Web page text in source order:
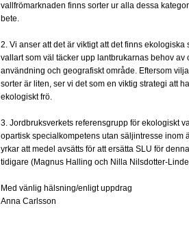
vallfrömarknaden finns sorter ur alla dessa
bete.
2. Vi anser att det är viktigt att det finns ekologiska
vallart som väl täcker upp lantbrukarnas behov av
användning och geografiskt område. Eftersom
sorter är liten, ser vi det som en viktig strategi att
ekologiskt frö.
3. Jordbruksverkets referensgrupp för ekologiskt
opartisk specialkompetens utan säljintresse inom
yrkar att medel avsätts för att ersätta SLU för
tidigare (Magnus Halling och Nilla Nilsdotter-
Med vänlig hälsning/enligt uppdrag
Anna Carlsson